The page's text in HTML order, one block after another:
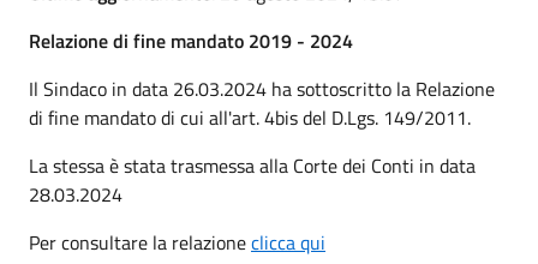
Relazione di fine mandato 2019 - 2024
Il Sindaco in data 26.03.2024 ha sottoscritto la Relazione
di fine mandato di cui all'art. 4bis del D.Lgs. 149/2011.
La stessa è stata trasmessa alla Corte dei Conti in data
28.03.2024
Per consultare la relazioneclicca qui